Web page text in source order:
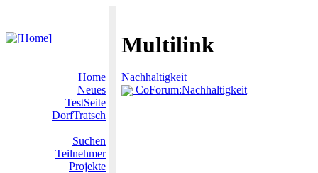
Multilink
Home
Neues
TestSeite
DorfTratsch
Suchen
Teilnehmer
Projekte
Nachhaltigkeit
CoForum:Nachhaltigkeit